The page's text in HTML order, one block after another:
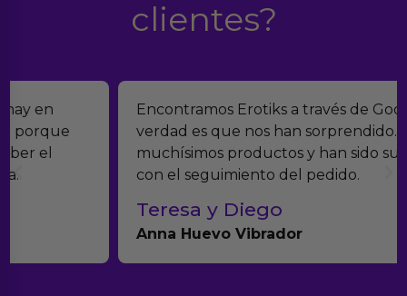
clientes?
Encontramos Erotiks a través de Google y la
verdad es que nos han sorprendido. Tienen
muchísimos productos y han sido super atentos
con el seguimiento del pedido.
Teresa y Diego
Anna Huevo Vibrador